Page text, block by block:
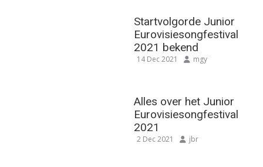
Startvolgorde Junior
Eurovisiesongfestival
2021 bekend
14 Dec 2021 mgy
Alles over het Junior
Eurovisiesongfestival
2021
2 Dec 2021 jbr